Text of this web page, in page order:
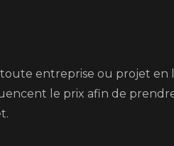
entreprise ou projet en
le prix afin de